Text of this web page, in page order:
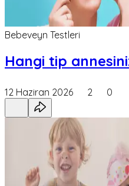
Bebeveyn Testleri
Hangi tip
12 Haziran 2026 2 0